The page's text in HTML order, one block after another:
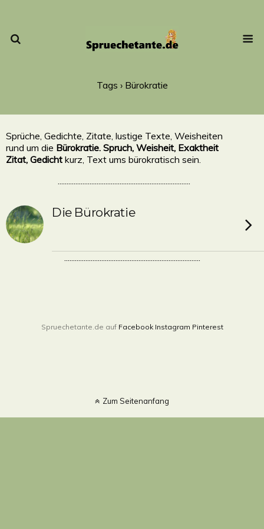
Tags › Bürokratie
Sprüche, Gedichte, Zitate, lustige Texte, Weisheiten
rund um die Bürokratie. Spruch, Weisheit, Exaktheit
Zitat, Gedicht kurz, Text ums bürokratisch sein.
...........................................................................
Die Bürokratie
.............................................................................
Spruechetante.de auf Facebook Instagram Pinterest
Zum Seitenanfang